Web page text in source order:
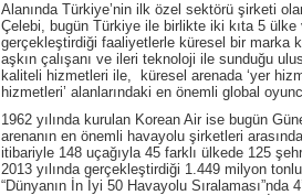
Alanında Türkiye’nin ilk özel sektörü şirketi
Çelebi, bugün Türkiye ile birlikte iki kıta 5 ülke
gerçekleştirdiği faaliyetlerle küresel bir marka
aşkın çalışanı ve ileri teknoloji ile sunduğu
kaliteli hizmetleri ile, küresel arenada ‘yer
hizmetleri’ alanlarındaki en önemli global
1962 yılında kurulan Korean Air ise bugün
arenanın en önemli havayolu şirketleri
itibariyle 148 uçağıyla 45 farklı ülkede 125
2013 yılında gerçekleştirdiği 1.449 milyon
“Dünyanın İn İyi 50 Havayolu Sıralaması”nda